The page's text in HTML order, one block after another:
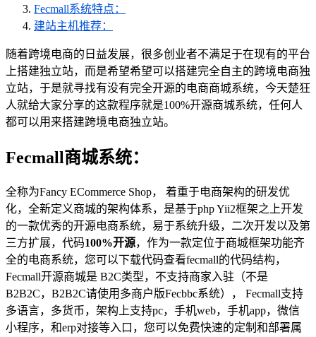
Fecmall系统特点：
建站主机推荐：
随着跨境电商的日益发展，很多创业者不满足于在现有的平台
上搭建独立站，而是希望希望可以搭建完全自主的跨境电商独
立站，于是就寻找有没有完全开源的电商商城系统，今天楚狂
人就给大家分享的这款程序就是100%开源商城系统，任何人
都可以用来搭建跨境电商独立站。
Fecmall商城系统：
全称为Fancy ECommerce Shop， 着重于电商架构的研发优
化，全新定义商城的架构体系，是基于php Yii2框架之上开发
的一款优秀的开源电商系统，易于系统升级，二次开发以及第
三方扩展，代码100%开源，作为一款定位于商城框架功能齐
全的电商系统，您可以下载代码查看fecmall的代码结构，
Fecmall开源商城是 B2C类型，不支持商家入驻（不是
B2B2C，B2B2C请使用多商户版Fecbbc系统）， Fecmall支持
多语言，多货币，架构上支持pc，手机web，手机app，微信
小程序，和erp对接等入口，您可以免费快速的定制和部署属